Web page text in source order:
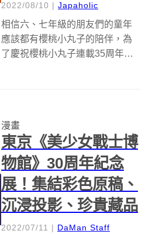
2022/08/10 | Japaholic
相信六、七年級的朋友們的童年
應該都有櫻桃小丸子的陪伴，為
了慶祝櫻桃小丸子連載35周年紀
比較特別的是這次的合作商品是
採...
漫畫
東京《美少女戰士博
物館》30周年紀念
展！集結彩色原稿、
沉浸投影、珍貴藏品
2022/07/11 | DaMan Staff